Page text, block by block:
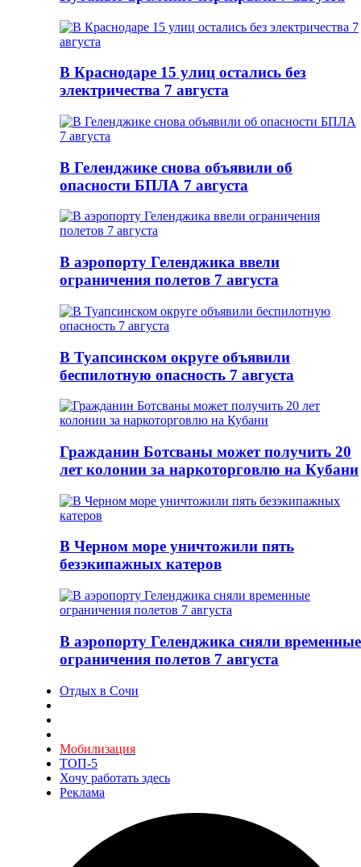
В Краснодаре 15 улиц остались без
электричества 7 августа
В Геленджике снова объявили об
опасности БПЛА 7 августа
В аэропорту Геленджика ввели
ограничения полетов 7 августа
В Туапсинском округе объявили
беспилотную опасность 7 августа
Гражданин Ботсваны может получить 20
лет колонии за наркоторговлю на Кубани
В Черном море уничтожили пять
безэкипажных катеров
В аэропорту Геленджика сняли временные
ограничения полетов 7 августа
Отдых в Сочи
Мобилизация
ТОП-5
Хочу работать здесь
Реклама